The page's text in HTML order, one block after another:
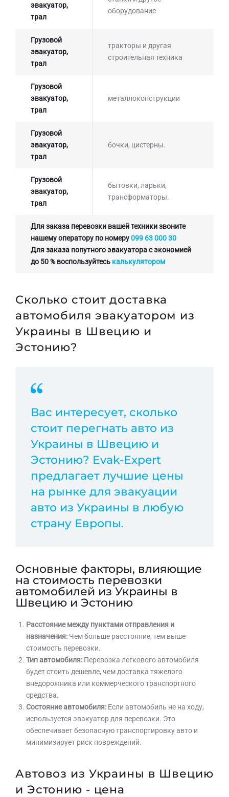
эвакуатор,
трал
оборудование
Грузовой
эвакуатор,
трал
тракторы и другая
строительная техника
Грузовой
эвакуатор,
трал
металлоконструкции
Грузовой
эвакуатор,
трал
бочки, цистерны.
Грузовой
эвакуатор,
трал
бытовки, ларьки,
трансформаторы.
Для заказа перевозки вашей техники звоните
нашему оператору по номеру099 63 000 30
Для заказа попутного эвакуатора с экономией
до 50 % воспользуйтесь калькулятором
Сколько стоит доставка
автомобиля эвакуатором из
Украины в Швецию и
Эстонию?
Вас интересует, сколько
стоит перегнать авто из
Украины в Швецию и
Эстонию? Evak-Expert
предлагает лучшие цены
на рынке для эвакуации
авто из Украины в любую
страну Европы.
Основные факторы, влияющие
на стоимость перевозки
автомобилей из Украины в
Швецию и Эстонию
Расстояние между пунктами отправления и
назначения: Чем больше расстояние, тем выше
стоимость перевозки.
Тип автомобиля: Перевозка легкового автомобиля
будет стоить дешевле, чем доставка тяжелого
внедорожника или коммерческого транспортного
средства.
Состояние автомобиля: Если автомобиль не на ходу,
используется эвакуатор для перевозки. Это
обеспечивает безопасную транспортировку авто и
минимизирует риск повреждений.
Автовоз из Украины в Швецию
и Эстонию - цена